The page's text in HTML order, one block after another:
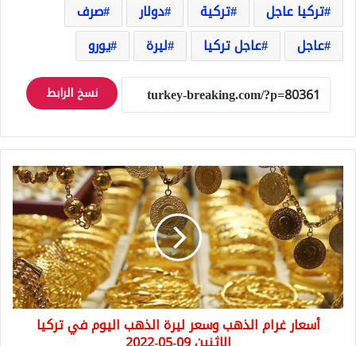
تركيا عاجل
تركية دولار
صرف
عاجل
عاجل تركيا ليرة يورو
نسخ الرابط
أسعار
غرام
الذهب
وسعر
ليرة
الذهب
اليوم
في
تركيا
الاثنينأسعار غرام الذهب وسعر ليرة الذهب اليوم في تركيا